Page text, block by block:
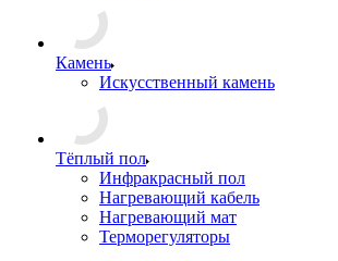
Камень
Искусственный камень
Тёплый пол
Инфракрасный пол
Нагревающий кабель
Нагревающий мат
Терморегуляторы